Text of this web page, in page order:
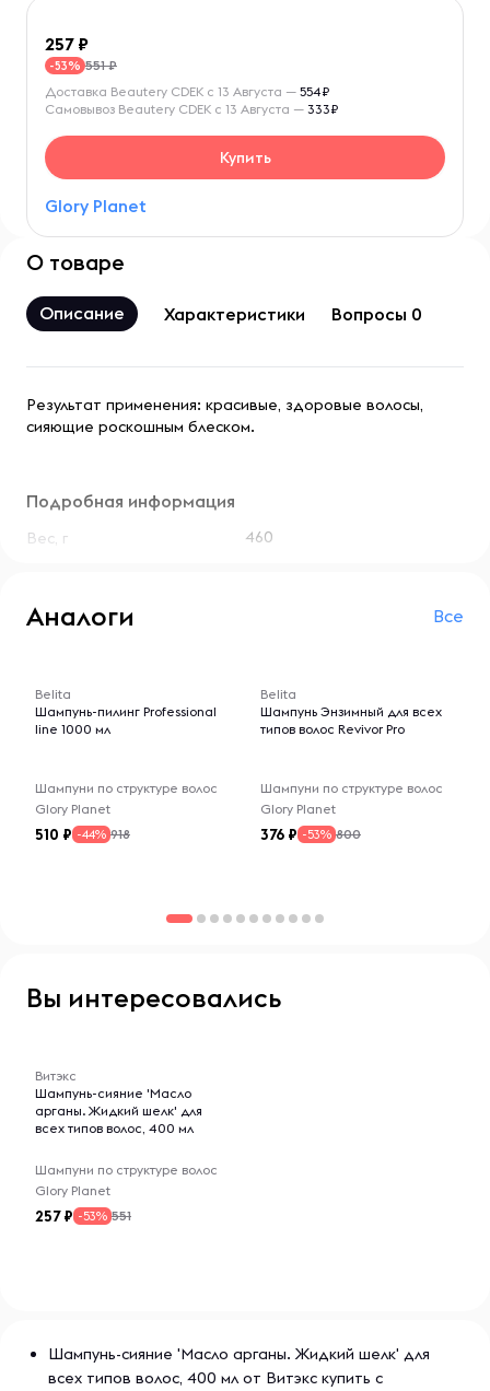
257
-53% 551 ₽
Glory Planet
Доставка Beautery CDEK с 13 Августа — 554₽
Самовывоз Beautery CDEK с 13 Августа — 333₽
Купить
О товаре
Описание Характеристики Вопросы 0
Результат применения: красивые, здоровые волосы,
сияющие роскошным блеском.
Подробная информация
Вес, г 460
Аналоги Все
Belita
Шампунь-пилинг Professional
line 1000 мл
Шампуни по структуре волос
Glory Planet
510 -44% 918
Belita
Шампунь Энзимный для всех
типов волос Revivor Pro
Шампуни по структуре волос
Glory Planet
376 -53% 800
Вы интересовались
Витэкс
Шампунь-сияние 'Масло
арганы. Жидкий шелк' для
всех типов волос, 400 мл
Шампуни по структуре волос
Glory Planet
257 -53% 551
Шампунь-сияние 'Масло арганы. Жидкий шелк' для
всех типов волос, 400 мл от Витэкс купить с